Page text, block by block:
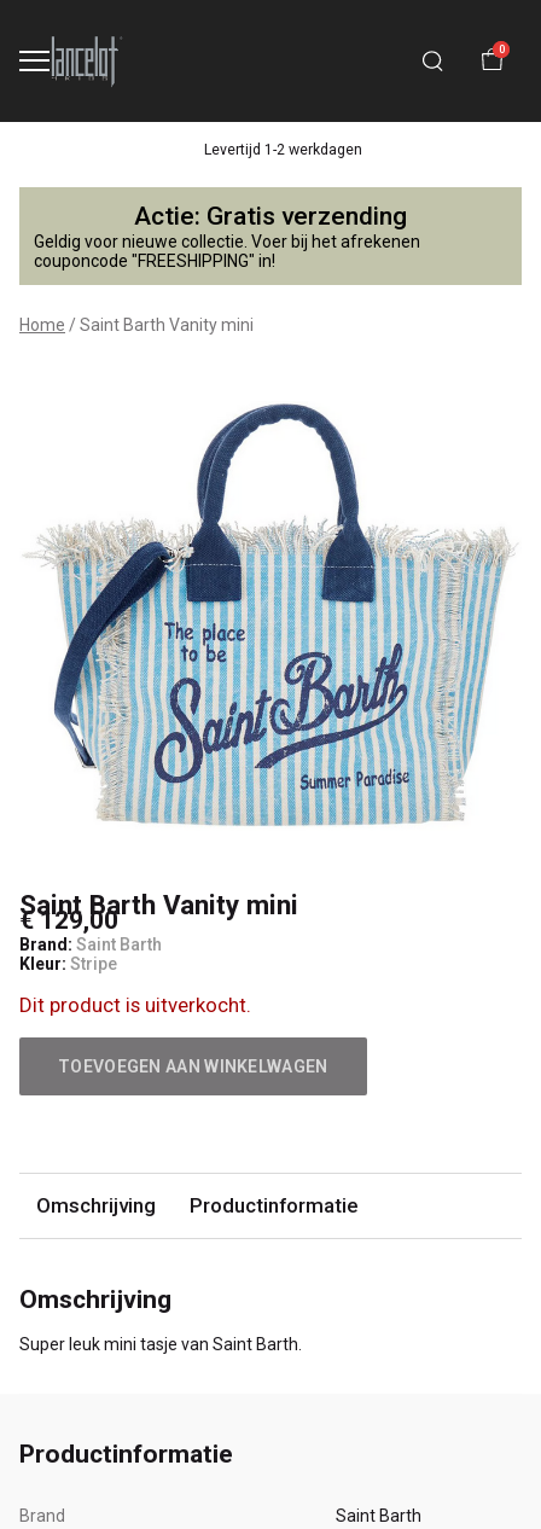
0
Levertijd 1-2 werkdagen
Saint
Barth
Vanity
mini
Kids
Actie: Gratis verzending
Geldig voor nieuwe collectie. Voer bij het afrekenen
couponcode "FREESHIPPING" in!
Home Saint Barth Vanity mini
Saint Barth Vanity mini
€ 129,00
Brand: Saint Barth
Kleur: Stripe
Dit product is uitverkocht.
TOEVOEGEN AAN WINKELWAGEN
Omschrijving Productinformatie
Omschrijving
Super leuk mini tasje van Saint Barth.
Productinformatie
Brand Saint Barth